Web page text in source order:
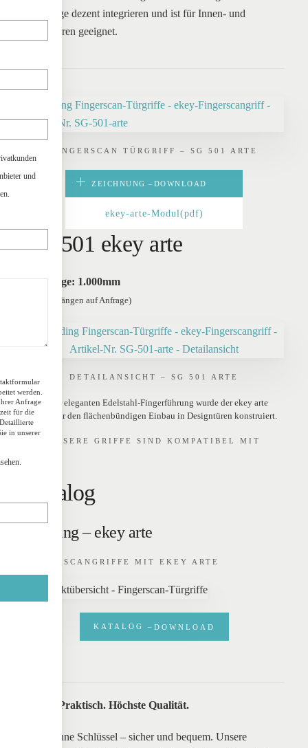
Beschläge dezent integrieren und ist für Innen- und
Außentüren geeignet.
FINGERSCAN TÜRGRIFF – SG 501 ARTE
ZEICHNUNG –DOWNLOAD
ekey-arte-Modul(pdf)
SG-501 ekey arte
Grifflänge: 1.000mm
(weitere Längen auf Anfrage)
DETAILANSICHT – SG 501 ARTE
Mit seiner eleganten Edelstahl-Fingerführung wurde der ekey arte
speziell für den flächenbündigen Einbau in Designtüren konstruiert.
UNSERE GRIFFE SIND KOMPATIBEL MIT
Katalog
Werding – ekey arte
FINGERSCANGRIFFE MIT EKEY ARTE
KATALOG – DOWNLOAD
Sicher. Praktisch. Höchste Qualität.
Türen ohne Schlüssel – sicher und bequem. Unsere
und
werden.
Anfrage
für die
in unserer